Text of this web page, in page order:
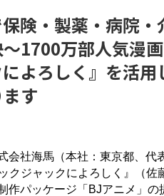
険・製薬・病院・
1700万部人気漫
よろしく』を活用
す
社海馬（本社：東京都、代
クジャックによろしく』（佐
作パッケージ「BJアニメ」の